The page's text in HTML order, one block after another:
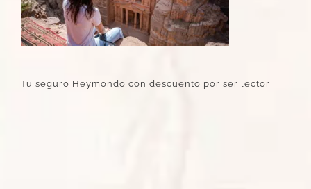
Tu seguro Heymondo con descuento por ser lector